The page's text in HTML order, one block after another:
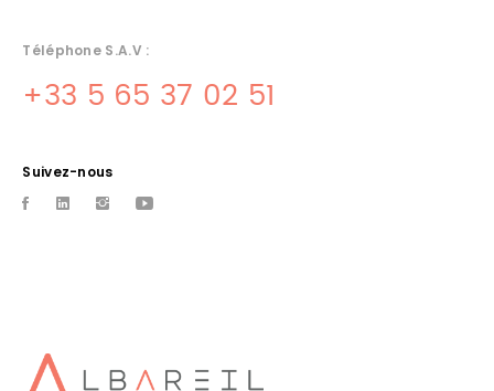
Téléphone S.A.V :
+33 5 65 37 02 51
Suivez-nous
MATERIEL DE CUISINE SOUILLAC
Albareil quercinox equipe votre cuisine grace a sa gamme de